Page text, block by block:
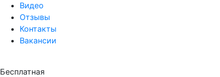
Видео
Отзывы
Контакты
Вакансии
Бесплатная